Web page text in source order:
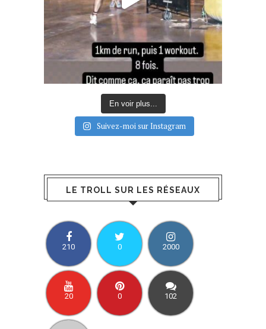
En voir plus...
Suivez-moi sur Instagram
LE TROLL SUR LES RÉSEAUX
210 0 2000
20 0 102